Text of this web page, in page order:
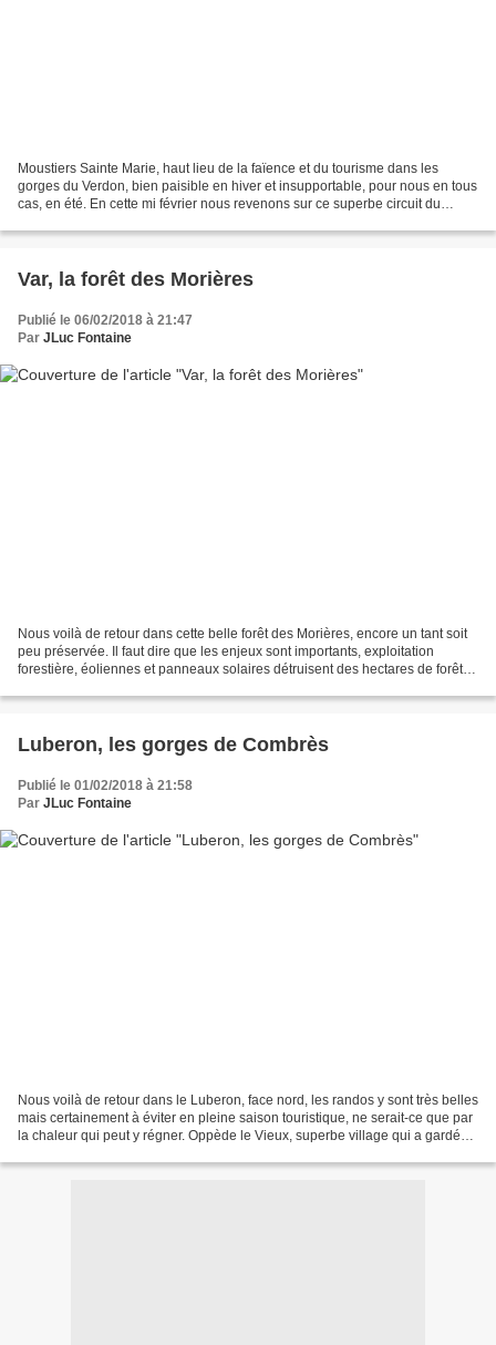
Moustiers Sainte Marie, haut lieu de la faïence et du tourisme dans les
gorges du Verdon, bien paisible en hiver et insupportable, pour nous en tous
cas, en été. En cette mi février nous revenons sur ce superbe circuit du
Var, la forêt des Morières
Publié le 06/02/2018 à 21:47
Par JLuc Fontaine
Nous voilà de retour dans cette belle forêt des Morières, encore un tant soit
peu préservée. Il faut dire que les enjeux sont importants, exploitation
forestière, éoliennes et panneaux solaires détruisent des hectares de forêt
Luberon, les gorges de Combrès
Publié le 01/02/2018 à 21:58
Par JLuc Fontaine
Nous voilà de retour dans le Luberon, face nord, les randos y sont très belles
mais certainement à éviter en pleine saison touristique, ne serait-ce que par
la chaleur qui peut y régner. Oppède le Vieux, superbe village qui a gardé